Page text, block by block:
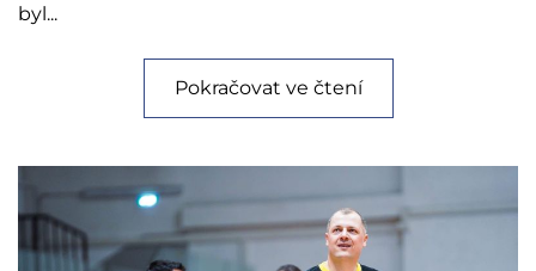
byl...
Pokračovat ve čtení